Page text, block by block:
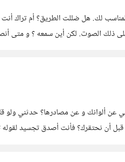
لك. هل ضللت الطريق؟ أم
على ذلك الصوت. لكن أين سمعه ؟ و
هلا أخبرتني عن ألوانك و عن مصادرها؟